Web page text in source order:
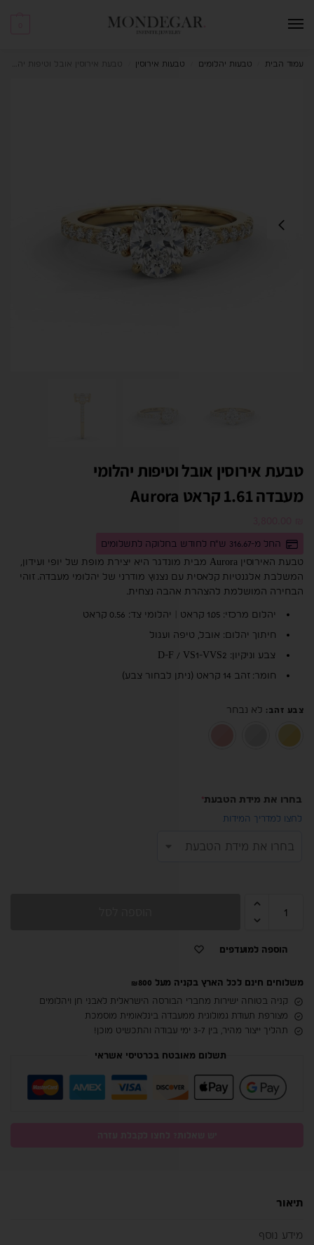
עמוד הבית טבעות יהלומים טבעות אירוסין טבעת אירוסין אובל וטיפות יהלומי מעבדה 1.61 קראט Aurora
טבעת אירוסין אובל וטיפות יהלומי
מעבדה 1.61 קראט Aurora
החל מ-316.67 ש"ח לחודש בחלוקה לתשלומים
טבעת האירוסין Aurora מבית מונדגר היא יצירת מופת של יופי ועידון,
המשלבת אלגנטיות קלאסית עם נצנוץ מודרני של יהלומי מעבדה. זוהי
הבחירה המושלמת להצהרת אהבה נצחית.
יהלום מרכזי: 1.05 קראט | יהלומי צד: 0.56 קראט
חיתוך יהלום: אובל, טיפה ועגול
צבע וניקיון: D-F / VS1-VVS2
חומר: זהב 14 קראט (ניתן לבחור צבע)
צבע זהב : לא נבחר
בחרו את מידת הטבעת*
לחצו למדריך המידות
הוספה למועדפים
משלוחים חינם לכל הארץ בקניה מעל ₪800
קניה בטוחה ישירות מחברי הבורסה הישראלית לאבני חן ויהלומים
מצורפת תעודת גמולוגית ממעבדה בינלאומית מוסמכת
תהליך ייצור מהיר, בין 3-7 ימי עבודה והתכשיט מוכן!
תשלום מאובטח בכרטיסי אשראי
תיאור
מידע נוסף